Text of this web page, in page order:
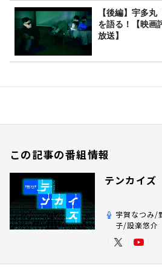
【後編】宇多丸
を語る！【映画
放送】
この記事の番組情報
テンカイズ
宇賀なつみ/
子/設楽悠介